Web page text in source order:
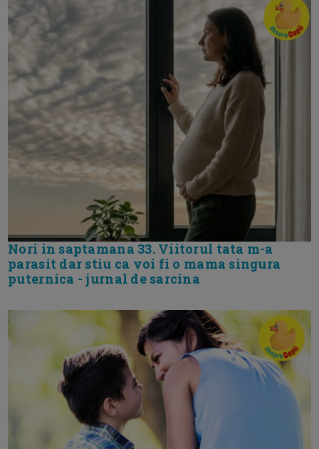
Nori in saptamana 33. Viitorul tata m-a
parasit dar stiu ca voi fi o mama singura
puternica - jurnal de sarcina